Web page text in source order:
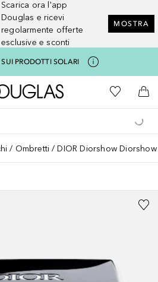
Scarica ora l'app
Douglas e ricevi
regolarmente offerte
esclusive e sconti
MOSTRA
PRODOTTI SOLARI
A Douglas HomeAlla Mia
Al
Ombretti DIOR Diorshow